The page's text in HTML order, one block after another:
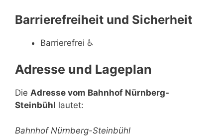
Barrierefreiheit und Sicherheit
Barrierefrei ♿
Adresse und Lageplan
Die Adresse vom Bahnhof Nürnberg-
Steinbühl lautet:
Bahnhof Nürnberg-Steinbühl